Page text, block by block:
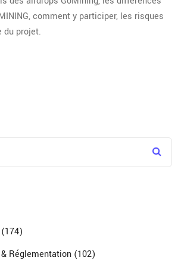
comment y participer, les risques
du projet.
(174)
Réglementation (102)